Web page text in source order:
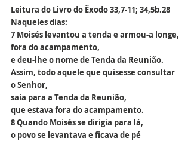
Leitura do Livro do Êxodo 33,7-11; 34,5b.28
Naqueles dias:
7 Moisés levantou a tenda e armou-a longe,
fora do acampamento,
e deu-lhe o nome de Tenda da Reunião.
Assim, todo aquele que quisesse consultar
o Senhor,
saía para a Tenda da Reunião,
que estava fora do acampamento.
8 Quando Moisés se dirigia para lá,
o povo se levantava e ficava de pé